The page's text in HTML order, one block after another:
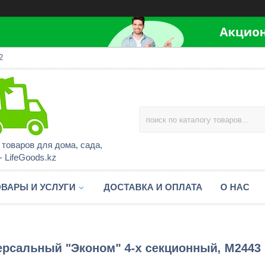
товаров для дома, сада,
LifeGoods.kz
И УСЛУГИ ДОСТАВКА И ОПЛАТА О НАС
"Эконом" 4-х секционный, М2443